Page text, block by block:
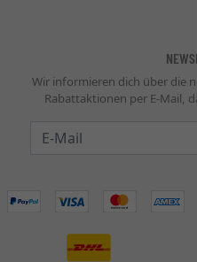
Wir informieren dich über die
Rabattaktionen per E-Mail,